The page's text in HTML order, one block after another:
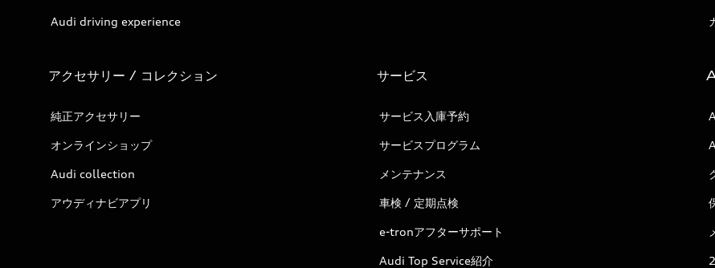
Audi driving experience
アクセサリー / コレクション
純正アクセサリー
オンラインショップ
Audi collection
アウディナビアプリ
サービス
サービス入庫予約
サービスプログラム
メンテナンス
車検 / 定期点検
e-tronアフターサポート
Audi Top Service紹介